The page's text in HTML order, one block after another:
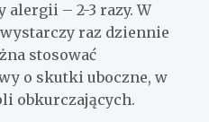
alergii – 2-3 razy. W
raz dziennie
stosować
o skutki uboczne, w
obkurczających.